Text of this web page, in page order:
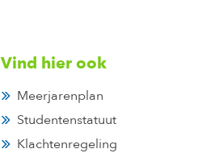
Vind hier ook
Meerjarenplan
Studentenstatuut
Klachtenregeling